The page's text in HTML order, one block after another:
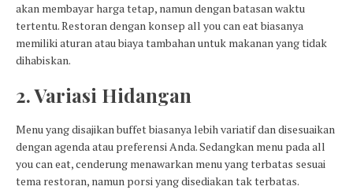
akan membayar harga tetap, namun dengan batasan waktu
tertentu. Restoran dengan konsep all you can eat biasanya
memiliki aturan atau biaya tambahan untuk makanan yang tidak
dihabiskan.
2. Variasi Hidangan
Menu yang disajikan buffet biasanya lebih variatif dan disesuaikan
dengan agenda atau preferensi Anda. Sedangkan menu pada all
you can eat, cenderung menawarkan menu yang terbatas sesuai
tema restoran, namun porsi yang disediakan tak terbatas.